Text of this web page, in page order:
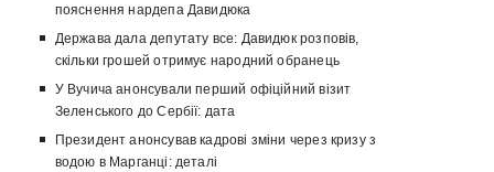
пояснення нардепа Давидюка
Держава дала депутату все: Давидюк розповів,
скільки грошей отримує народний обранець
У Вучича анонсували перший офіційний візит
Зеленського до Сербії: дата
Президент анонсував кадрові зміни через кризу з
водою в Марганці: деталі